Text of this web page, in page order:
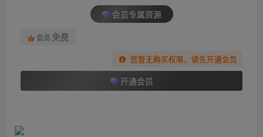
会员专属资源
会员 免费
您暂无购买权限，请先开通会员
开通会员